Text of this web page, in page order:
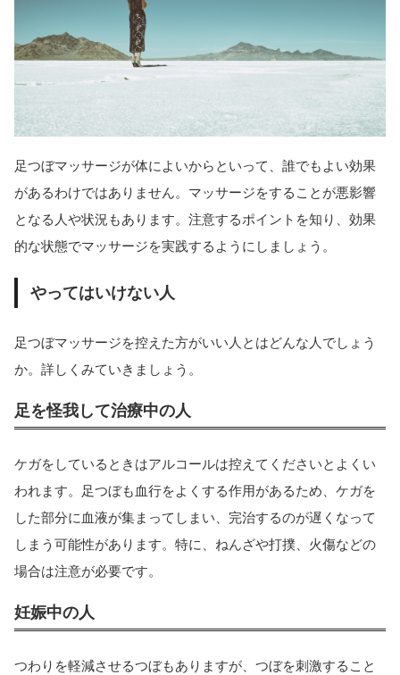
足つぼマッサージが体によいからといって、誰でもよい効果
があるわけではありません。マッサージをすることが悪影響
となる人や状況もあります。注意するポイントを知り、効果
的な状態でマッサージを実践するようにしましょう。
やってはいけない人
足つぼマッサージを控えた方がいい人とはどんな人でしょう
か。詳しくみていきましょう。
足を怪我して治療中の人
ケガをしているときはアルコールは控えてくださいとよくい
われます。足つぼも血行をよくする作用があるため、ケガを
した部分に血液が集まってしまい、完治するのが遅くなって
しまう可能性があります。特に、ねんざや打撲、火傷などの
場合は注意が必要です。
妊娠中の人
つわりを軽減させるつぼもありますが、つぼを刺激すること